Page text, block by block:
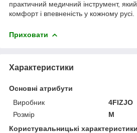
практичний медичний інструмент,
комфорт і впевненість у кожному русі.
Приховати
Характеристики
Основні атрибути
Виробник
4FIZJO
Розмір
M
Користувальницькі характеристики